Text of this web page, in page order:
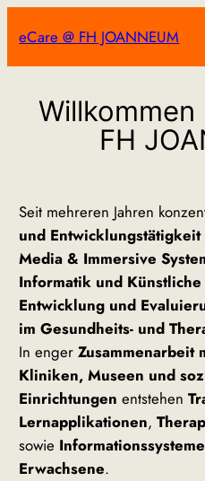
Inhalt
springen
eCare @ FH JOANNEUM
Willkommen
FH
Seit mehreren Jahren
und Entwicklungstätigkeit
Media & Immersive
Informatik und
Entwicklung und
im Gesundheits- und
In engerZusammenarbeit
Kliniken, Museen und
Einrichtungen entstehen
Lernapplikationen,
sowie Informationssysteme
Erwachsene.